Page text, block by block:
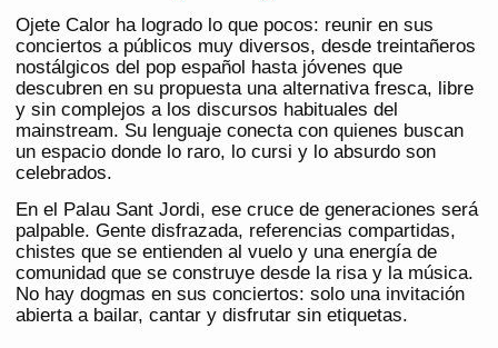
Ojete Calor ha logrado lo que pocos: reunir en sus
conciertos a públicos muy diversos, desde treintañeros
nostálgicos del pop español hasta jóvenes que
descubren en su propuesta una alternativa fresca, libre
y sin complejos a los discursos habituales del
mainstream. Su lenguaje conecta con quienes buscan
un espacio donde lo raro, lo cursi y lo absurdo son
celebrados.
En el Palau Sant Jordi, ese cruce de generaciones será
palpable. Gente disfrazada, referencias compartidas,
chistes que se entienden al vuelo y una energía de
comunidad que se construye desde la risa y la música.
No hay dogmas en sus conciertos: solo una invitación
abierta a bailar, cantar y disfrutar sin etiquetas.